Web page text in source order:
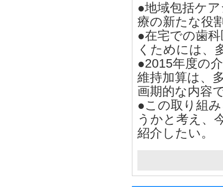
●地域包括ケ
療の新たな役
●在宅での歯
くためには、
●2015年度の
維持加算は、
画期的な内容
●この取り組
うかと考え、
紹介したい。